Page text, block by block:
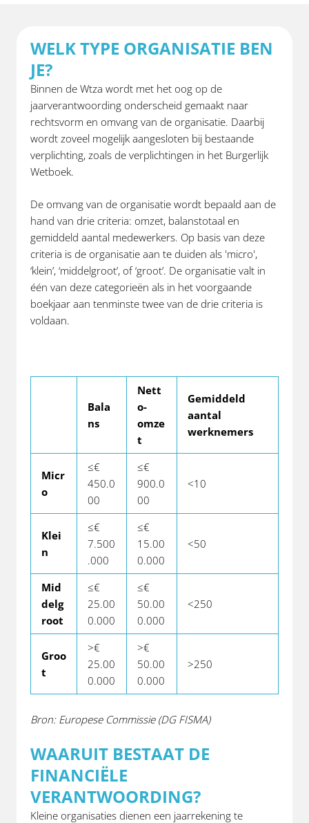
WELK TYPE ORGANISATIE BEN
JE?
Binnen de Wtza wordt met het oog op de
jaarverantwoording onderscheid gemaakt naar
rechtsvorm en omvang van de organisatie. Daarbij
wordt zoveel mogelijk aangesloten bij bestaande
verplichting, zoals de verplichtingen in het Burgerlijk
Wetboek.
De omvang van de organisatie wordt bepaald aan de
hand van drie criteria: omzet, balanstotaal en
gemiddeld aantal medewerkers. Op basis van deze
criteria is de organisatie aan te duiden als 'micro',
‘klein’, ‘middelgroot’, of ‘groot’. De organisatie valt in
één van deze categorieën als in het voorgaande
boekjaar aan tenminste twee van de drie criteria is
voldaan.
Bala
ns
Nett
o-
omze
t
Gemiddeld
aantal
werknemers
Micr
o
≤€
450.0
00
≤€
900.0
00
<10
Klei
n
≤€
7.500
.000
≤€
15.00
0.000
<50
Mid
delg
root
≤€
25.00
0.000
≤€
50.00
0.000
<250
Groo
t
>€
25.00
0.000
>€
50.00
0.000
>250
Bron: Europese Commissie (DG FISMA)
WAARUIT BESTAAT DE
FINANCIËLE
VERANTWOORDING?
Kleine organisaties dienen een jaarrekening te